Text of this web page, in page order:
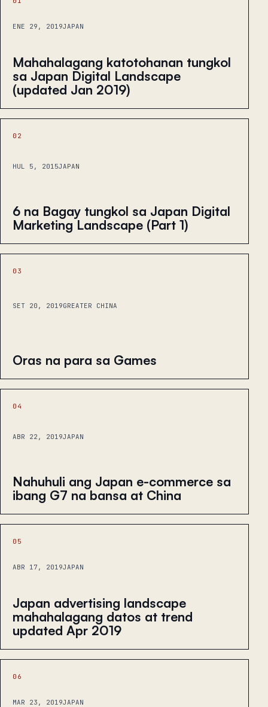
ENE 29, 2019JAPAN
Mahahalagang katotohanan tungkol
sa Japan Digital Landscape
(updated Jan 2019)
02
HUL 5, 2015JAPAN
6 na Bagay tungkol sa Japan Digital
Marketing Landscape (Part 1)
03
SET 20, 2019GREATER CHINA
Oras na para sa Games
04
ABR 22, 2019JAPAN
Nahuhuli ang Japan e-commerce sa
ibang G7 na bansa at China
05
ABR 17, 2019JAPAN
Japan advertising landscape
mahahalagang datos at trend
updated Apr 2019
06
MAR 23, 2019JAPAN